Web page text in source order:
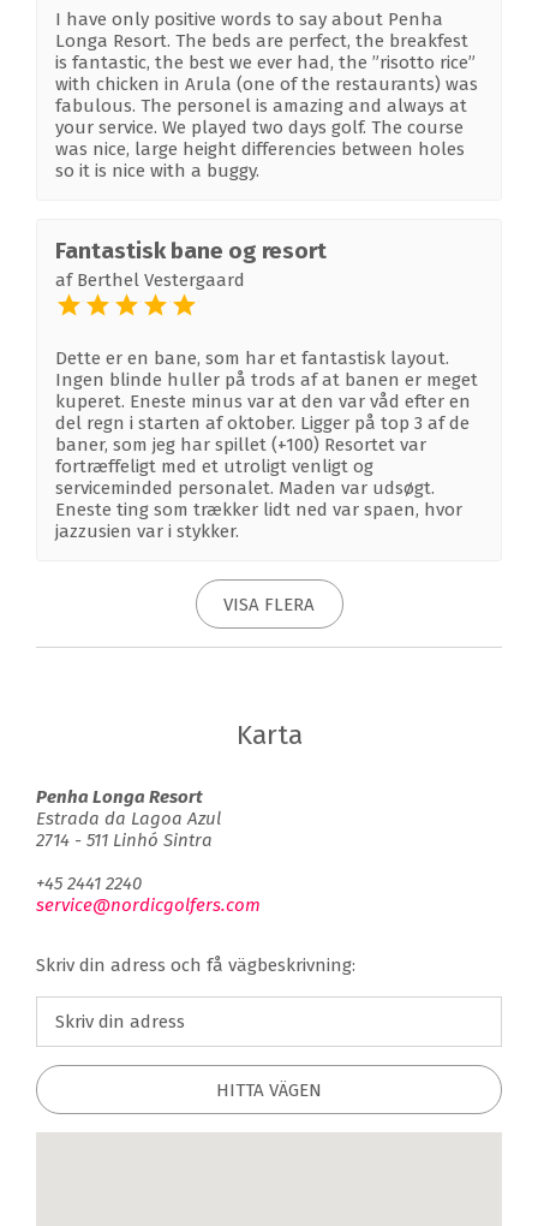
I have only positive words to say about Penha
Longa Resort. The beds are perfect, the breakfest
is fantastic, the best we ever had, the ”risotto rice”
with chicken in Arula (one of the restaurants) was
fabulous. The personel is amazing and always at
your service. We played two days golf. The course
was nice, large height differencies between holes
so it is nice with a buggy.
Fantastisk bane og resort
af Berthel Vestergaard
Dette er en bane, som har et fantastisk layout.
Ingen blinde huller på trods af at banen er meget
kuperet. Eneste minus var at den var våd efter en
del regn i starten af oktober. Ligger på top 3 af de
baner, som jeg har spillet (+100) Resortet var
fortræffeligt med et utroligt venligt og
serviceminded personalet. Maden var udsøgt.
Eneste ting som trækker lidt ned var spaen, hvor
jazzusien var i stykker.
VISA FLERA
Karta
Penha Longa Resort
Estrada da Lagoa Azul
2714 - 511 Linhó Sintra
+45 2441 2240
service@nordicgolfers.com
Skriv din adress och få vägbeskrivning:
HITTA VÄGEN